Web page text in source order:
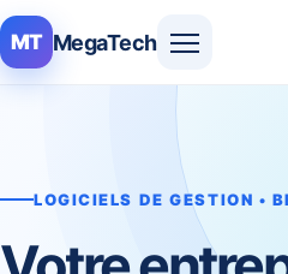
MT MegaTech
LOGICIELS DE GESTION •